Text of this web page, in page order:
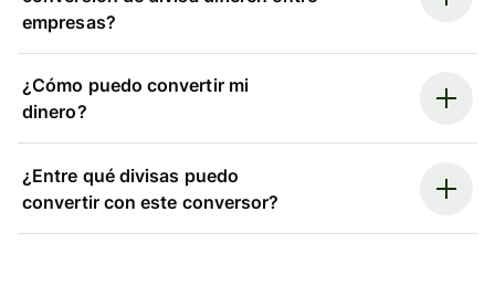
empresas?
¿Cómo puedo convertir mi
dinero?
¿Entre qué divisas puedo
convertir con este conversor?